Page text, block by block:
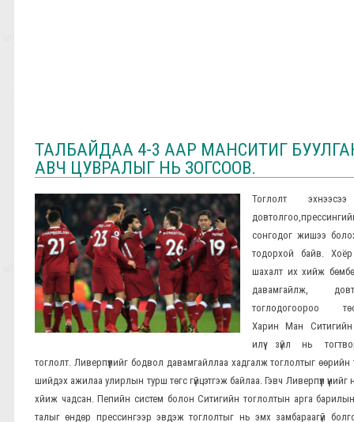
ТАЛБАЙДАА 4-3 ААР МАНСИТИГ
АВЧ ЦУВРАЛЫГ НЬ ЗОГСООВ.
Тоглолт
сонгодог жишээ
тодорхой байв.
шахалт их хийж
давамгайлж,
тоглодогоороо
Харин Ман
илүү зүйл нь
тоглолт. Ливерпүүлийг бодвол давамгайллаа хадгалж тоглолтыг өөрийн
шийдэх ажилаа улирлын турш төгс гүйцэтгэж байлаа. Гэвч Ливерпүүл үүнийг
хйиж чадсан. Пепийн систем болон Ситигийн тоглолтын арга
талыг өндөр прессингээр эвдэж тоглолтыг нь эмх замбараагүй